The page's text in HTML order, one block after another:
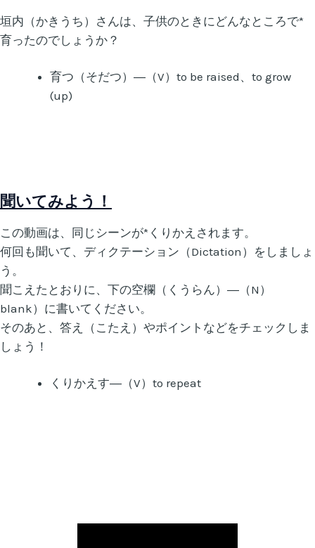
垣内（かきうち）さんは、子供のときにどんなところで*
育ったのでしょうか？
育つ（そだつ）―（V）to be raised、to grow
(up)
聞いてみよう！
この動画は、同じシーンが*くりかえされます。
何回も聞いて、ディクテーション（Dictation）をしましょ
う。
聞こえたとおりに、下の空欄（くうらん）―（N）
blank）に書いてください。
そのあと、答え（こたえ）やポイントなどをチェックしま
しょう！
くりかえす―（V）to repeat